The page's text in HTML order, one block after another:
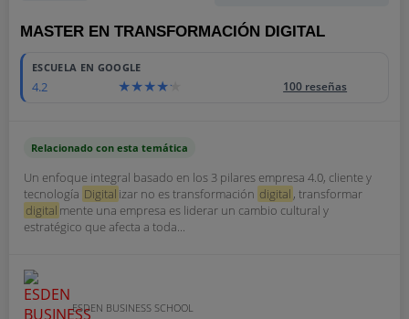
MASTER EN TRANSFORMACIÓN DIGITAL
ESCUELA EN GOOGLE
4.2 100 reseñas
Relacionado con esta temática
Un enfoque integral basado en los 3 pilares empresa 4.0, cliente y
tecnología Digital izar no es transformación digital , transformar
digital mente una empresa es liderar un cambio cultural y
estratégico que afecta a toda...
ESDEN BUSINESS SCHOOL